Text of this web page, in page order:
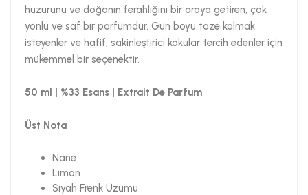
huzurunu ve doğanın ferahlığını bir araya getiren, çok
yönlü ve saf bir parfümdür. Gün boyu taze kalmak
isteyenler ve hafif, sakinleştirici kokular tercih edenler için
mükemmel bir seçenektir.
50 ml | %33 Esans | Extrait De Parfum
Üst Nota
Nane
Limon
Siyah Frenk Üzümü